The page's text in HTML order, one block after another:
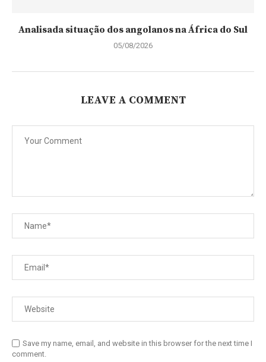
Analisada situação dos angolanos na África do Sul
05/08/2026
LEAVE A COMMENT
Save my name, email, and website in this browser for the next time I
comment.